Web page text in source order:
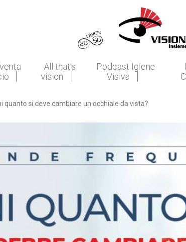
All that's
vision
Podcast Igiene
Visiva
quanto si deve cambiare un occhiale da vista?